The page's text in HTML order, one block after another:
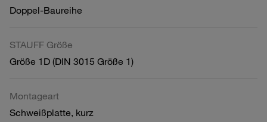
Doppel-Baureihe
STAUFF Größe
Größe 1D (DIN 3015 Größe 1)
Montageart
Schweißplatte, kurz